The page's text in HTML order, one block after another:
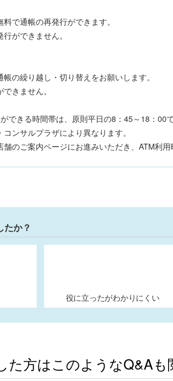
料で通帳の再発行ができます。
ができません。
帳の繰り越し・切り替えをお願いします。
きません。
できる時間帯は、原則平日の8：45～18：00
ンサルプラザにより異なります。
舗のご案内ページにお進みいただき、ATM利用
たか？
役に立ったがわかりにくい
た方はこのようなQ&A